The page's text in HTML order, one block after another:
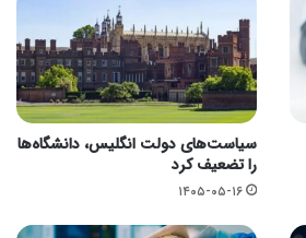
سیاست‌های دولت انگلیس، دانشگاه‌ها
را تضعیف کرد
۱۴۰۵-۰۵-۱۶